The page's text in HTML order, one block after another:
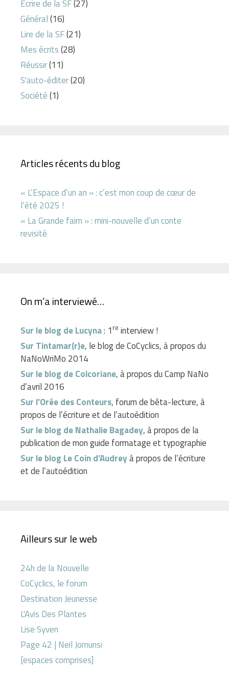
Ecrire de la SF(27)
Général(16)
Lire de la SF(21)
Mes écrits(28)
Réussir(11)
S'auto-éditer(20)
Société(1)
Articles récents du blog
« L’Espace d’un an » : c’est mon coup de cœur de
l’été 2025 !
« La Grande faim » : mini-nouvelle d’un conte
revisité
On m’a interviewé…
Sur le blog de Lucyna: 1 re interview !
Sur Tintamar(r)e, le blog de CoCyclics, à propos du
NaNoWriMo 2014
Sur le blog de Colcoriane, à propos du Camp NaNo
d’avril 2016
Sur l’Orée des Conteurs, forum de bêta-lecture, à
propos de l’écriture et de l’autoédition
Sur le blog de Nathalie Bagadey, à propos de la
publication de mon guide formatage et typographie
Sur le blog Le Coin d’Audreyà propos de l’écriture
et de l’autoédition
Ailleurs sur le web
24h de la Nouvelle
CoCyclics, le forum
Destination Jeunesse
L'Avis Des Plantes
Lise Syven
Page 42 | Neil Jomunsi
[espaces comprises]